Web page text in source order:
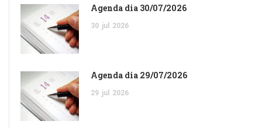
Agenda dia 30/07/2026
30 jul 2026
Agenda dia 29/07/2026
29 jul 2026